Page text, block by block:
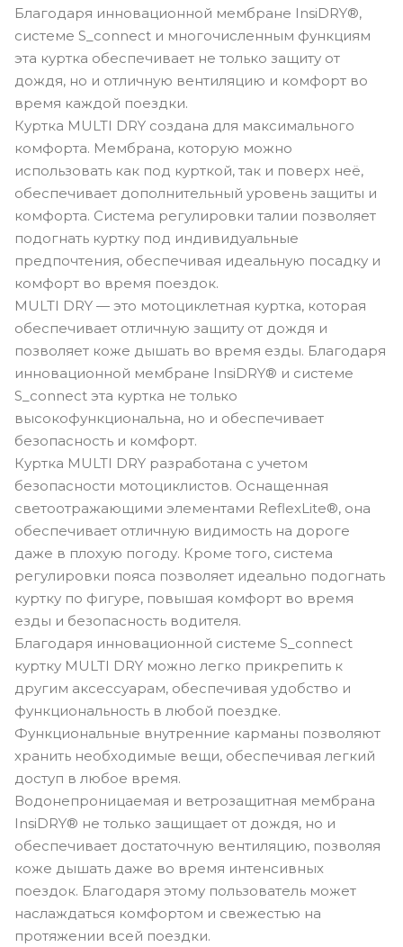
Благодаря инновационной мембране InsiDRY®,
системе S_connect и многочисленным функциям
эта куртка обеспечивает не только защиту от
дождя, но и отличную вентиляцию и комфорт во
время каждой поездки.
Куртка MULTI DRY создана для максимального
комфорта. Мембрана, которую можно
использовать как под курткой, так и поверх неё,
обеспечивает дополнительный уровень защиты и
комфорта. Система регулировки талии позволяет
подогнать куртку под индивидуальные
предпочтения, обеспечивая идеальную посадку и
комфорт во время поездок.
MULTI DRY — это мотоциклетная куртка, которая
обеспечивает отличную защиту от дождя и
позволяет коже дышать во время езды. Благодаря
инновационной мембране InsiDRY® и системе
S_connect эта куртка не только
высокофункциональна, но и обеспечивает
безопасность и комфорт.
Куртка MULTI DRY разработана с учетом
безопасности мотоциклистов. Оснащенная
светоотражающими элементами ReflexLite®, она
обеспечивает отличную видимость на дороге
даже в плохую погоду. Кроме того, система
регулировки пояса позволяет идеально подогнать
куртку по фигуре, повышая комфорт во время
езды и безопасность водителя.
Благодаря инновационной системе S_connect
куртку MULTI DRY можно легко прикрепить к
другим аксессуарам, обеспечивая удобство и
функциональность в любой поездке.
Функциональные внутренние карманы позволяют
хранить необходимые вещи, обеспечивая легкий
доступ в любое время.
Водонепроницаемая и ветрозащитная мембрана
InsiDRY® не только защищает от дождя, но и
обеспечивает достаточную вентиляцию, позволяя
коже дышать даже во время интенсивных
поездок. Благодаря этому пользователь может
наслаждаться комфортом и свежестью на
протяжении всей поездки.